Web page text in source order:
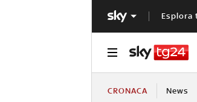
Esplora
CRONACA News